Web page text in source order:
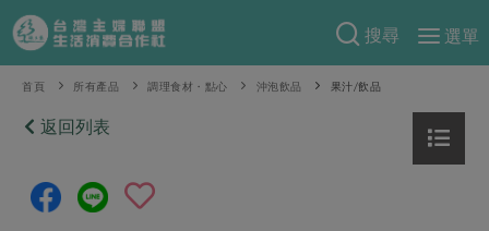
搜尋
選單
產品分類
當季蔬果
芽苗類
食譜料理
食材
特別企畫
首頁 所有產品 調理食材・點心 沖泡飲品 果汁/飲品
返回列表